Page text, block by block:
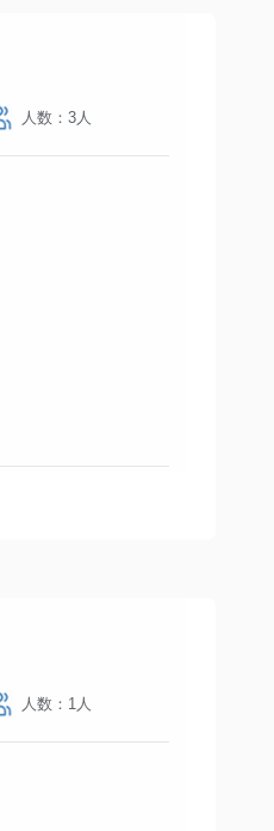
人数：3人
人数：1人